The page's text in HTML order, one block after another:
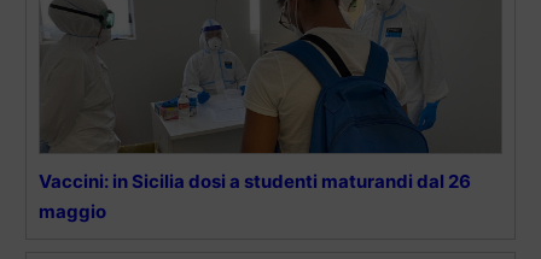
Vaccini: in Sicilia dosi a studenti maturandi dal 26
maggio